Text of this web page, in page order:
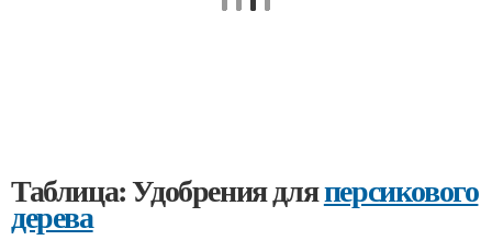
Таблица: Удобрения дляперсикового
дерева